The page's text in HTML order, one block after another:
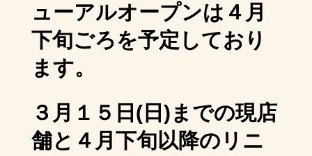
ューアルオープンは４月
下旬ごろを予定しており
ます。
３月１５日(日)までの現店
舗と４月下旬以降のリニ